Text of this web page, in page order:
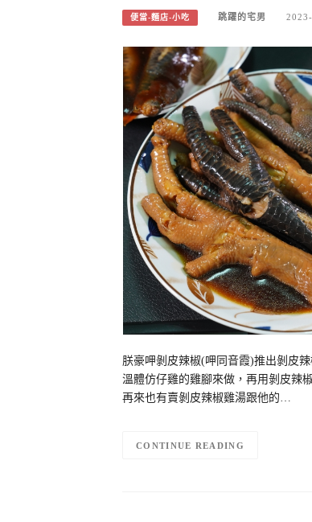
便當-麵店-小吃 跳躍的宅男
朕豪呷剝皮辣椒(呷同音霞)推出剝皮
溫體仿仔雞的雞腳來做，再用剝皮辣
再來也有賣剝皮辣椒雞湯跟他的…
CONTINUE READING